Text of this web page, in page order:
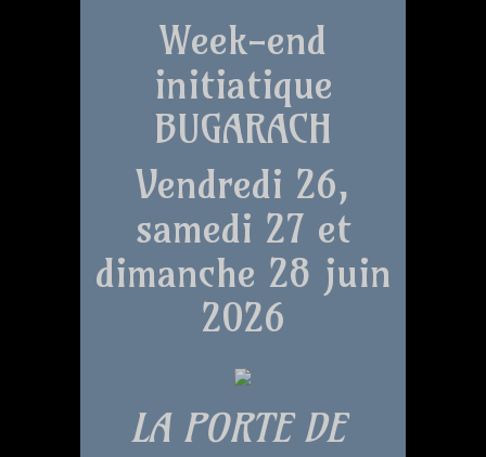
Week-end
initiatique
BUGARACH
Vendredi 26,
samedi 27 et
dimanche 28 juin
2026
LA PORTE DE